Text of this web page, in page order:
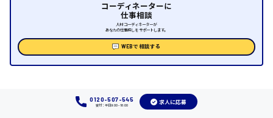
コーディネーターに
仕事相談
人材コーディネーターが
あなたの仕事探しをサポートします。
WEBで相談する
0120-507-545
受付：平日9:00 - 18:00
求人に応募